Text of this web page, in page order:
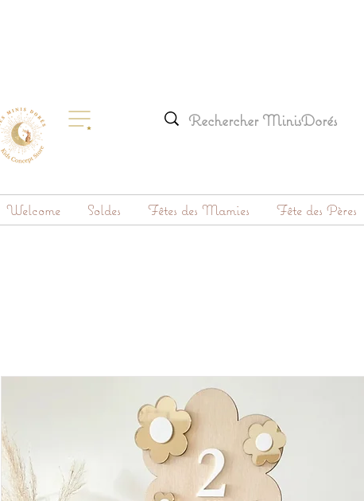
Welcome Soldes Fêtes des Mamies Fête des Pères